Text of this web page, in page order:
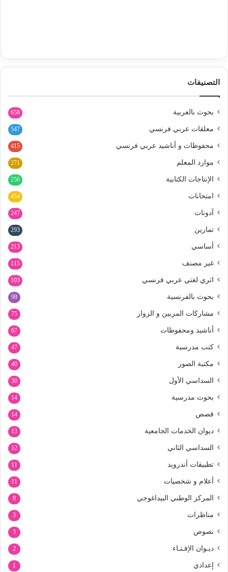
التصنيفات
بحوث بالعربية 658
معلقات عربي فرنسي 547
محفوظات و أناشيد عربي فرنسي 415
موارد المعلم 271
الإنتاجات الكتابية 256
امتحانات 454
آدونات 247
تمارين 293
أساسي 213
غير مصنف 115
اثري لغتي عربي فرنسي 103
بحوث بالفرنسية 99
مشاركات المربين و الزوار 75
أناشيد ومحفوظات 67
كتب مدرسية 47
مكتبة الصور 40
السداسي الأول 30
بحوث مدرسية 14
قصص 14
ديوان الخدمات الجامعية 13
السداسي الثاني 12
تطبيقات أندرويد 11
أعلام و شخصيات 11
المركز الوطني البيداغوجي 8
مناظرات 3
نصوص 3
ديـوان الإفـتـاء 2
إعدادي 1